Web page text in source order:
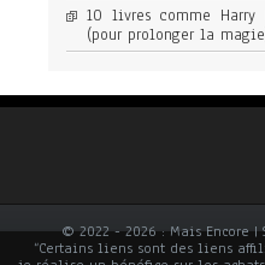
10 livres comme Harry
(pour prolonger la
© 2022 - 2026 : Mais Encore
“Certains liens sont des liens